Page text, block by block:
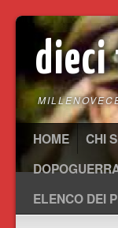
dieci
HOME CHI
ELENCO DEI